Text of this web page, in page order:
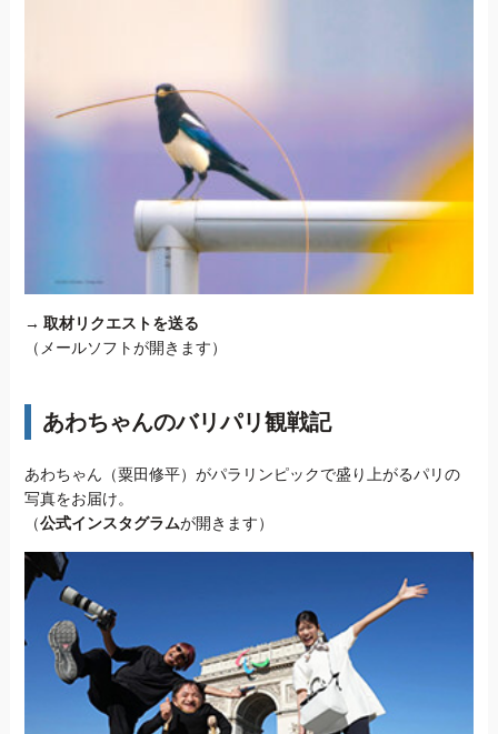
→ 取材リクエストを送る
（メールソフトが開きます）
あわちゃんのバリパリ観戦記
あわちゃん（粟田修平）がパラリンピックで盛り上がるパリの
写真をお届け。
（公式インスタグラムが開きます）